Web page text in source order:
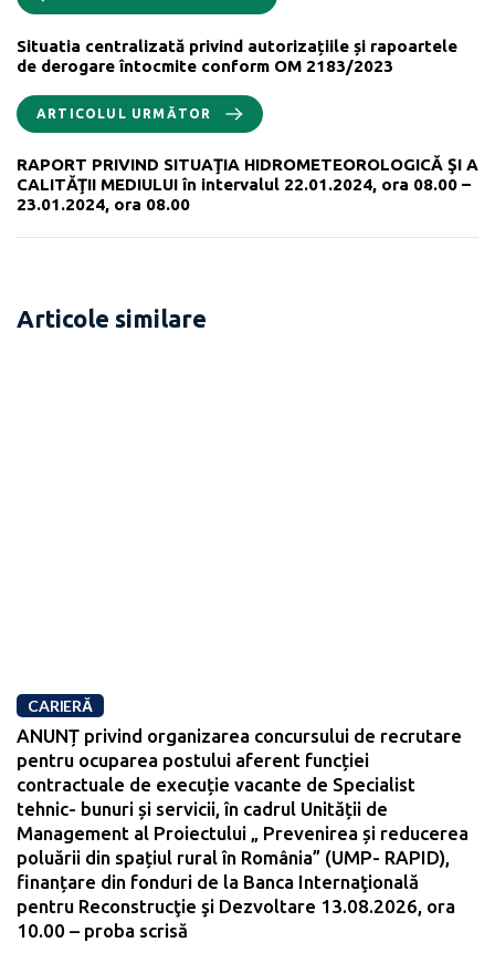
Situatia centralizată privind autorizațiile și rapoartele
de derogare întocmite conform OM 2183/2023
ARTICOLUL URMĂTOR
RAPORT PRIVIND SITUAŢIA HIDROMETEOROLOGICĂ ŞI A
CALITĂŢII MEDIULUI în intervalul 22.01.2024, ora 08.00 –
23.01.2024, ora 08.00
Articole similare
CARIERĂ
ANUNȚ privind organizarea concursului de recrutare
pentru ocuparea postului aferent funcției
contractuale de execuție vacante de Specialist
tehnic- bunuri și servicii, în cadrul Unității de
Management al Proiectului „ Prevenirea și reducerea
poluării din spațiul rural în România” (UMP- RAPID),
finanțare din fonduri de la Banca Internaţională
pentru Reconstrucţie şi Dezvoltare 13.08.2026, ora
10.00 – proba scrisă